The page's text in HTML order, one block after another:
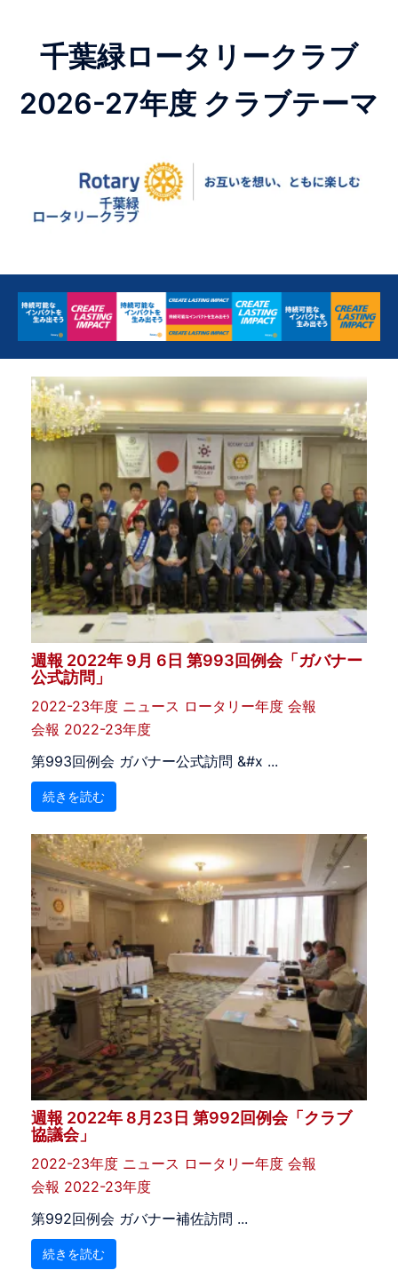
千葉緑ロータリークラブ
2026-27年度 クラブテーマ
週報 2022年 9月 6日 第993回例会「ガバナー
公式訪問」
2022-23年度 ニュース ロータリー年度 会報
会報 2022-23年度
第993回例会 ガバナー公式訪問 &#x ...
続きを読む
週報 2022年 8月23日 第992回例会「クラブ
協議会」
2022-23年度 ニュース ロータリー年度 会報
会報 2022-23年度
第992回例会 ガバナー補佐訪問 ...
続きを読む